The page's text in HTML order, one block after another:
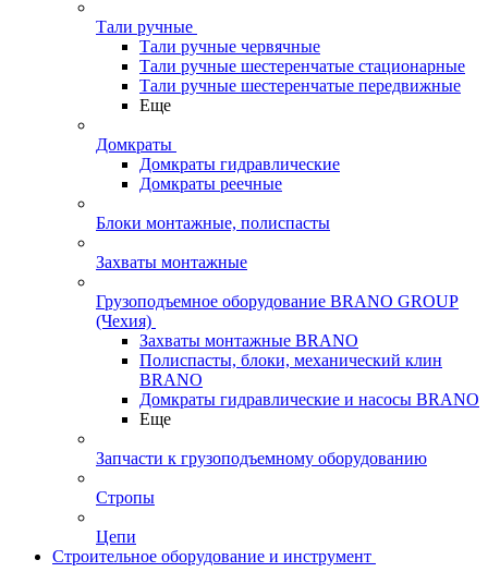
Тали ручные
Тали ручные червячные
Тали ручные шестеренчатые стационарные
Тали ручные шестеренчатые передвижные
Еще
Домкраты
Домкраты гидравлические
Домкраты реечные
Блоки монтажные, полиспасты
Захваты монтажные
Грузоподъемное оборудование BRANO GROUP
(Чехия)
Захваты монтажные BRANO
Полиспасты, блоки, механический клин
BRANO
Домкраты гидравлические и насосы BRANO
Еще
Запчасти к грузоподъемному оборудованию
Стропы
Цепи
Строительное оборудование и инструмент